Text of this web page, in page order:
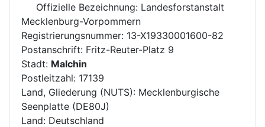
Offizielle Bezeichnung: Landesforstanstalt
Mecklenburg-Vorpommern
Registrierungsnummer: 13-X19330001600-82
Postanschrift: Fritz-Reuter-Platz 9
Stadt: Malchin
Postleitzahl: 17139
Land, Gliederung (NUTS): Mecklenburgische
Seenplatte (DE80J)
Land: Deutschland